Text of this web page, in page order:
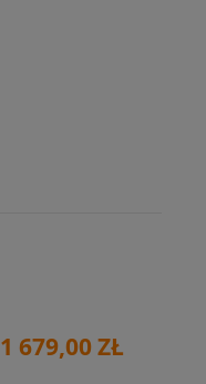
1 679,00 ZŁ